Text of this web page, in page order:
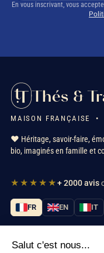
En vous inscrivant, vous
Thés &
MAISON FRANÇAISE •
❤️ Héritage, savoir-faire,
bio, imaginés en famille et
★★★★★+ 2000 avis
FR EN IT
Nos services
Salut c'est nous...